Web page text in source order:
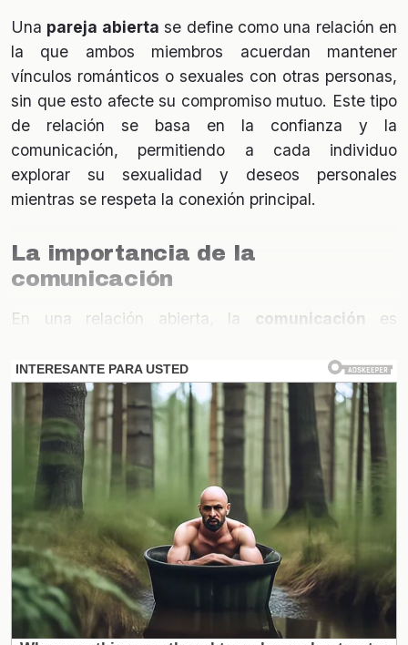
Una pareja abierta se define como una relación en
la que ambos miembros acuerdan mantener
vínculos románticos o sexuales con otras personas,
sin que esto afecte su compromiso mutuo. Este tipo
de relación se basa en la confianza y la
comunicación, permitiendo a cada individuo
explorar su sexualidad y deseos personales
mientras se respeta la conexión principal.
La importancia de la
comunicación
En una relación abierta, la comunicación es
dispuestos a hablar abiertamente sobre sus
sentimientos, límites y expectativas. Esto no solo
ayuda a prevenir malentendidos, sino que también
fortalece la relación principal. La transparencia en
estos acuerdos es clave para mantener la confianza
y la armonía entre las partes involucradas.
Desmitificando los mitos
Existen numerosos
en torno a las relaciones
abiertas, como la creencia de que son menos serias
o que fomentan la infidelidad. Sin embargo, muchas